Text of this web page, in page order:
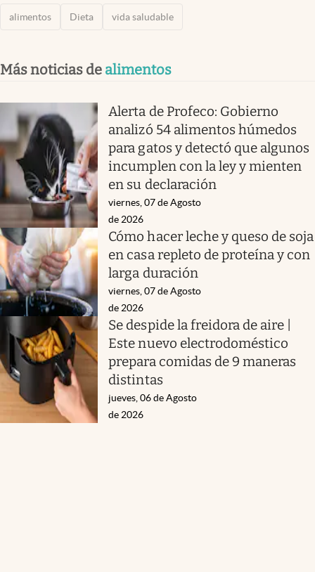
alimentos Dieta vida saludable
Más noticias de alimentos
Alerta de Profeco: Gobierno
analizó 54 alimentos húmedos
para gatos y detectó que algunos
incumplen con la ley y mienten
en su declaración
viernes, 07 de Agosto
de 2026
Cómo hacer leche y queso de soja
en casa repleto de proteína y con
larga duración
viernes, 07 de Agosto
de 2026
Se despide la freidora de aire |
Este nuevo electrodoméstico
prepara comidas de 9 maneras
distintas
jueves, 06 de Agosto
de 2026